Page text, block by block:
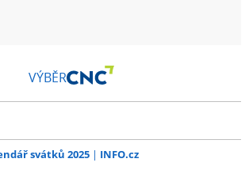
VÝBĚR
svátků 2025 INFO.cz